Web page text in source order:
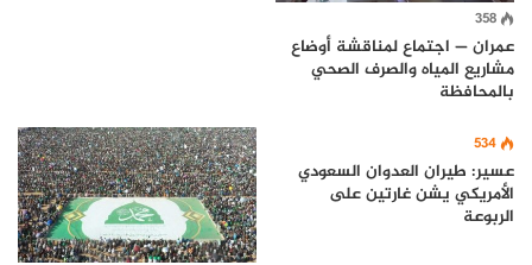
358
عمران — اجتماع لمناقشة أوضاع
مشاريع المياه والصرف الصحي
بالمحافظة
534
عسير: طيران العدوان السعودي
الأمريكي يشن غارتين على
الربوعة